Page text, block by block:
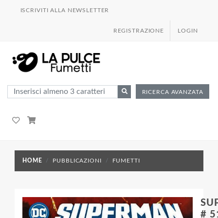
ISCRIVITI ALLA NEWSLETTER
REGISTRAZIONE LOGIN
RICERCA AVANZATA
HOME PUBBLICAZIONI FUMETTI
#